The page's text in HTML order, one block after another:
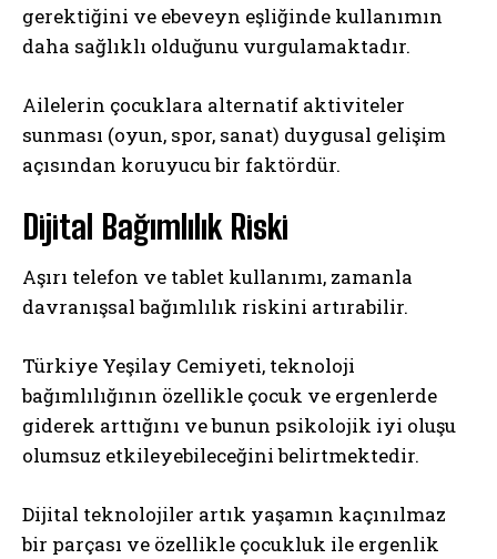
gerektiğini ve ebeveyn eşliğinde kullanımın
daha sağlıklı olduğunu vurgulamaktadır.
Ailelerin çocuklara alternatif aktiviteler
sunması (oyun, spor, sanat) duygusal gelişim
açısından koruyucu bir faktördür.
Dijital Bağımlılık Riski
Aşırı telefon ve tablet kullanımı, zamanla
davranışsal bağımlılık riskini artırabilir.
Türkiye Yeşilay Cemiyeti, teknoloji
bağımlılığının özellikle çocuk ve ergenlerde
giderek arttığını ve bunun psikolojik iyi oluşu
olumsuz etkileyebileceğini belirtmektedir.
Dijital teknolojiler artık yaşamın kaçınılmaz
bir parçası ve özellikle çocukluk ile ergenlik